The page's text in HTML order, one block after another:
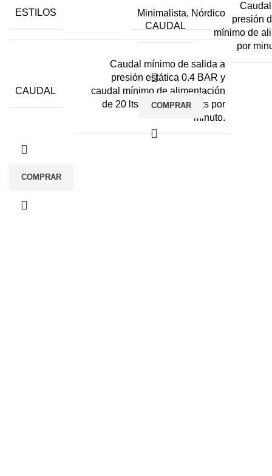
ESTILOS Minimalista, Nórdico
CAUDAL
Caudal mínimo de salida a
presión estática 0.4 BAR y
caudal mínimo de alimentación
de 20 lts por minuto: 4 lts por
minuto.
COMPRAR
CAUDAL
presión
mínimo de
por
COMPRAR